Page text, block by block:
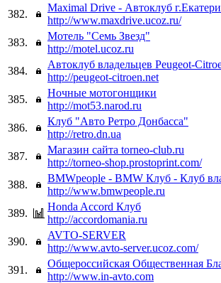
382.
Maximal Drive - Автоклуб
http://www.maxdrive.ucoz.ru/
383.
Мотель "Семь Звезд"
http://motel.ucoz.ru
384.
Автоклуб владельцев Peugeot-
http://peugeot-citroen.net
385.
Ночные мотогонщики
http://mot53.narod.ru
386.
Клуб "Авто Ретро Донбасса"
http://retro.dn.ua
387.
Магазин сайта torneo-club.ru
http://torneo-shop.prostoprint.com/
388.
BMWpeople - BMW Клуб - Клуб
http://www.bmwpeople.ru
389.
Honda Accord Клуб
http://accordomania.ru
390.
AVTO-SERVER
http://www.avto-server.ucoz.com/
391.
Общероссийская Общественная
http://www.in-avto.com